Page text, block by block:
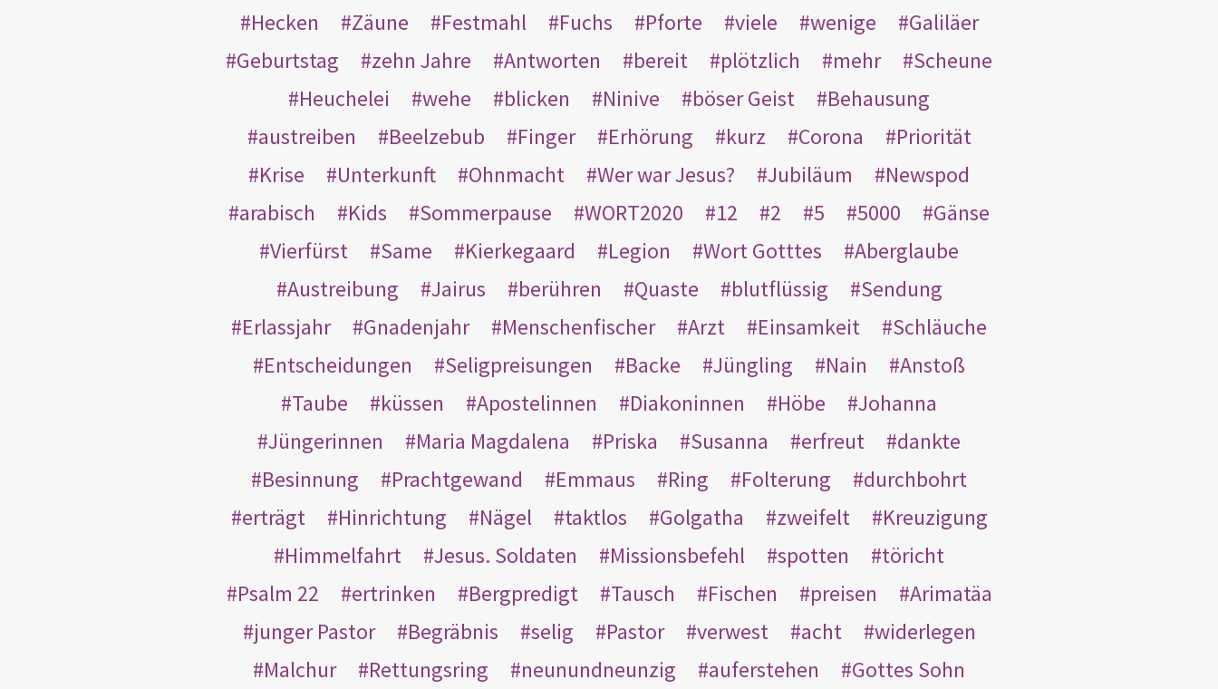
Hecken
Zäune Festmahl Fuchs Pforte viele wenige
Galiläer
Geburtstag
zehn Jahre Antworten bereit plötzlich mehr
Scheune
Heuchelei
wehe blicken Ninive böser Geist
Behausung
austreiben
Beelzebub Finger Erhörung kurz Corona
Priorität
Krise
Unterkunft Ohnmacht Wer war Jesus? Jubiläum
Newspod
arabisch
Kids Sommerpause WORT2020 12 2 5 5000
Gänse
Vierfürst
Same Kierkegaard Legion Wort Gotttes
Aberglaube
Austreibung
Jairus berühren Quaste blutflüssig
Sendung
Erlassjahr
Gnadenjahr Menschenfischer Arzt Einsamkeit
Schläuche
Entscheidungen
Seligpreisungen Backe Jüngling Nain
Anstoß
Taube
küssen Apostelinnen Diakoninnen Höbe
Johanna
Jüngerinnen
Maria Magdalena Priska Susanna erfreut
dankte
Besinnung
Prachtgewand Emmaus Ring Folterung
durchbohrt
erträgt
Hinrichtung Nägel taktlos Golgatha zweifelt
Kreuzigung
Himmelfahrt
Jesus. Soldaten Missionsbefehl spotten
töricht
Psalm 22
ertrinken Bergpredigt Tausch Fischen preisen
Arimatäa
junger Pastor
Begräbnis selig Pastor verwest acht
widerlegen
Malchur
Rettungsring neunundneunzig auferstehen Gottes Sohn